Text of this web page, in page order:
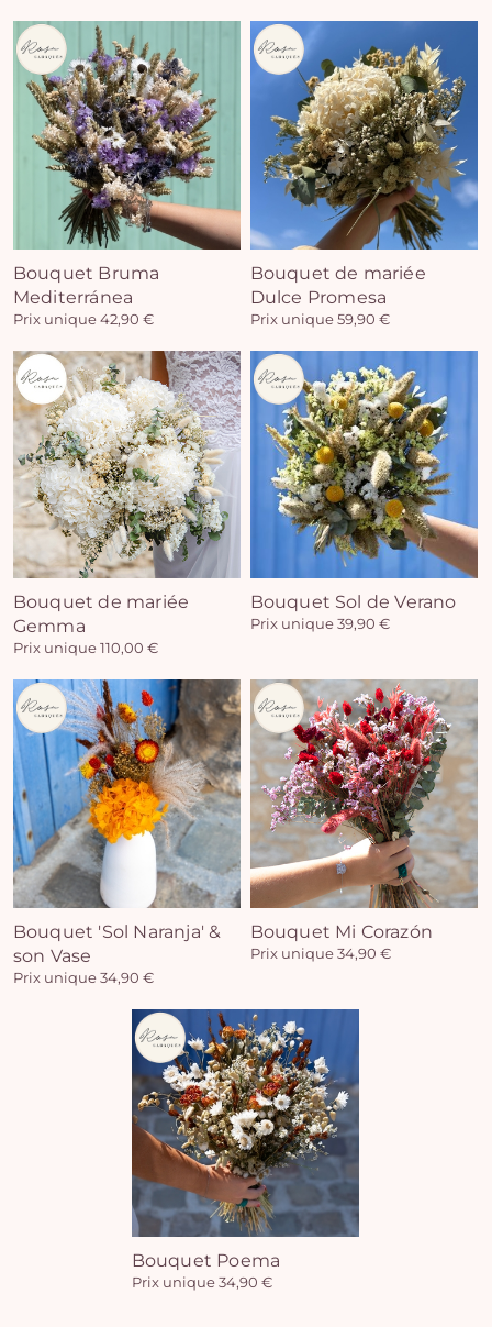
Bouquet Bruma
Mediterránea
Prix unique 42,90 €
Bouquet de mariée
Dulce Promesa
Prix unique 59,90 €
Bouquet de mariée
Gemma
Prix unique 110,00 €
Bouquet Sol de Verano
Prix unique 39,90 €
Bouquet 'Sol Naranja' &
son Vase
Prix unique 34,90 €
Bouquet Mi Corazón
Prix unique 34,90 €
Bouquet Poema
Prix unique 34,90 €